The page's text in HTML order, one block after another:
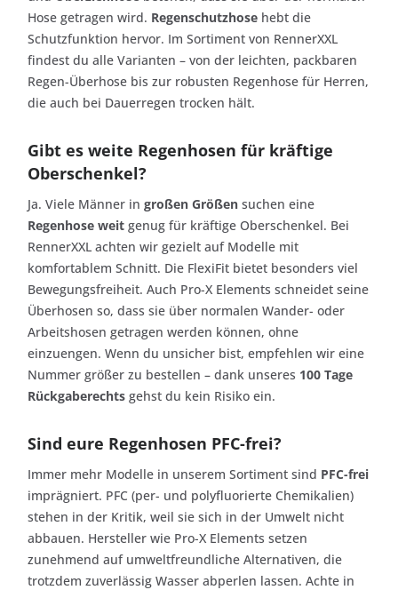
Hose getragen wird. Regenschutzhose hebt die
Schutzfunktion hervor. Im Sortiment von RennerXXL
findest du alle Varianten – von der leichten, packbaren
Regen-Überhose bis zur robusten Regenhose für Herren,
die auch bei Dauerregen trocken hält.
Gibt es weite Regenhosen für kräftige
Oberschenkel?
Ja. Viele Männer in großen Größen suchen eine
Regenhose weit genug für kräftige Oberschenkel. Bei
RennerXXL achten wir gezielt auf Modelle mit
komfortablem Schnitt. Die FlexiFit bietet besonders viel
Bewegungsfreiheit. Auch Pro-X Elements schneidet seine
Überhosen so, dass sie über normalen Wander- oder
Arbeitshosen getragen werden können, ohne
einzuengen. Wenn du unsicher bist, empfehlen wir eine
Nummer größer zu bestellen – dank unseres 100 Tage
Rückgaberechts gehst du kein Risiko ein.
Sind eure Regenhosen PFC-frei?
Immer mehr Modelle in unserem Sortiment sind PFC-frei
imprägniert. PFC (per- und polyfluorierte Chemikalien)
stehen in der Kritik, weil sie sich in der Umwelt nicht
abbauen. Hersteller wie Pro-X Elements setzen
zunehmend auf umweltfreundliche Alternativen, die
trotzdem zuverlässig Wasser abperlen lassen. Achte in